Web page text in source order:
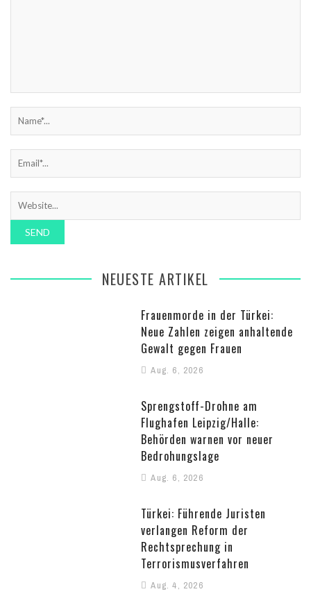
NEUESTE ARTIKEL
Frauenmorde in der Türkei:
Neue Zahlen zeigen anhaltende
Gewalt gegen Frauen
Aug. 6, 2026
Sprengstoff-Drohne am
Flughafen Leipzig/Halle:
Behörden warnen vor neuer
Bedrohungslage
Aug. 6, 2026
Türkei: Führende Juristen
verlangen Reform der
Rechtsprechung in
Terrorismusverfahren
Aug. 4, 2026